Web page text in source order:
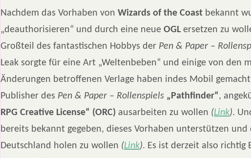
Nachdem das Vorhaben von Wizards of the Coast bekannt
„deauthorisieren“ und durch eine neue OGL ersetzen zu
Großteil des fantastischen Hobbys der Pen & Paper –
Leak sorgte für eine Art „Weltenbeben“ und einige von den
Änderungen betroffenen Verlage haben indes Mobil
Publisher des Pen & Paper – Rollenspiels „Pathfinder“,
RPG Creative License“ (ORC) ausarbeiten zu wollen (Link).
bereits bekannt gegeben, dieses Vorhaben unterstützen und
Deutschland holen zu wollen (Link). Es ist derzeit also richtig